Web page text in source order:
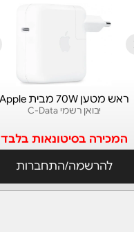
יבואן רשמי C-Data
ראש מטען 70W מבית Apple
המכירה בסיטונאות בלבד
להרשמה/התחברות